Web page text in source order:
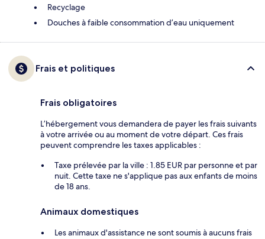
Recyclage
Douches à faible consommation d’eau uniquement
Frais et politiques
Frais obligatoires
L’hébergement vous demandera de payer les frais suivants
à votre arrivée ou au moment de votre départ. Ces frais
peuvent comprendre les taxes applicables :
Taxe prélevée par la ville : 1.85 EUR par personne et par
nuit. Cette taxe ne s'applique pas aux enfants de moins
de 18 ans.
Animaux domestiques
Les animaux d'assistance ne sont soumis à aucuns frais